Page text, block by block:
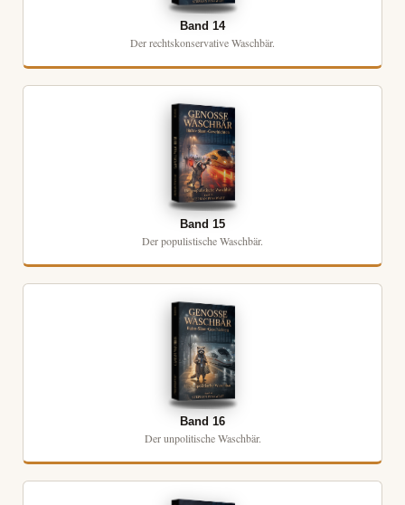
Band 14
Der rechtskonservative Waschbär.
Band 15
Der populistische Waschbär.
Band 16
Der unpolitische Waschbär.